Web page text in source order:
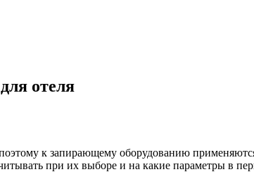
отеля
к запирающему оборудованию
при их выборе и на какие параметры в